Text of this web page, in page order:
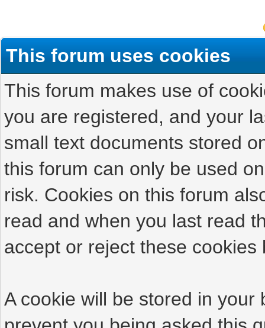
This forum uses cookies
This forum makes use of
you are registered, and your
small text documents stored
this forum can only be used
risk. Cookies on this forum
read and when you last read
accept or reject these cookies
A cookie will be stored in